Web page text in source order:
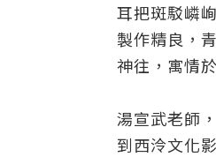
耳把斑駁嶙
製作精良，
神往，寓情
湯宣武老師
到西泠文化